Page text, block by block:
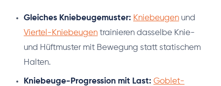
Gleiches Kniebeugemuster: Kniebeugen und
Viertel-Kniebeugen trainieren dasselbe Knie-
und Hüftmuster mit Bewegung statt statischem
Halten.
Kniebeuge-Progression mit Last: Goblet-